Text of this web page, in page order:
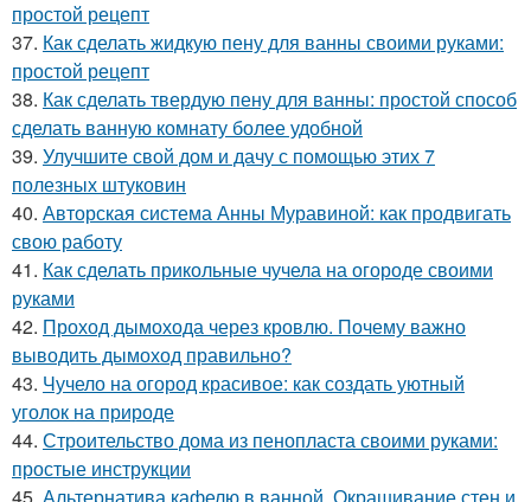
простой рецепт
37. Как сделать жидкую пену для ванны своими руками:
простой рецепт
38. Как сделать твердую пену для ванны: простой способ
сделать ванную комнату более удобной
39. Улучшите свой дом и дачу с помощью этих 7
полезных штуковин
40. Авторская система Анны Муравиной: как продвигать
свою работу
41. Как сделать прикольные чучела на огороде своими
руками
42. Проход дымохода через кровлю. Почему важно
выводить дымоход правильно?
43. Чучело на огород красивое: как создать уютный
уголок на природе
44. Строительство дома из пенопласта своими руками:
простые инструкции